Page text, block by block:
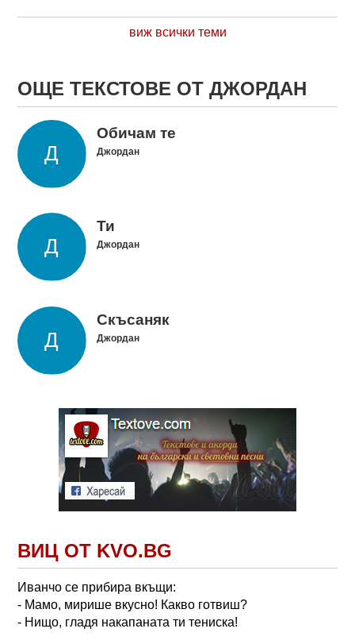
виж всички теми
ОЩЕ ТЕКСТОВЕ ОТ ДЖОРДАН
Обичам те
Джордан
Ти
Джордан
Скъсаняк
Джордан
ВИЦ ОТ KVO.BG
Иванчо се прибира вкъщи:
- Мамо, мирише вкусно! Какво готвиш?
- Нищо, гладя накапаната ти тениска!